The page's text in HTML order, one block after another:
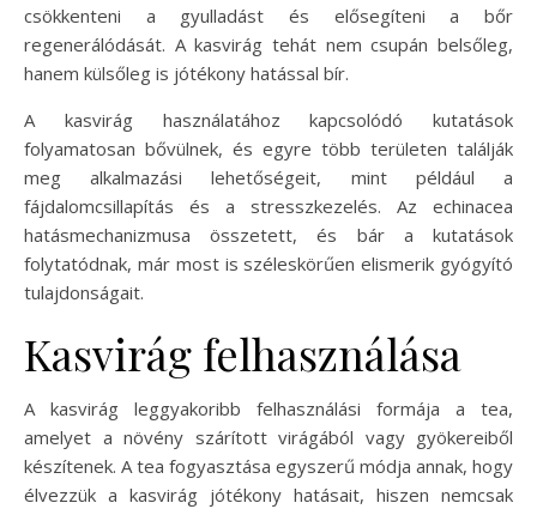
csökkenteni a gyulladást és elősegíteni a bőr
regenerálódását. A kasvirág tehát nem csupán belsőleg,
hanem külsőleg is jótékony hatással bír.
A kasvirág használatához kapcsolódó kutatások
folyamatosan bővülnek, és egyre több területen találják
meg alkalmazási lehetőségeit, mint például a
fájdalomcsillapítás és a stresszkezelés. Az echinacea
hatásmechanizmusa összetett, és bár a kutatások
folytatódnak, már most is széleskörűen elismerik gyógyító
tulajdonságait.
Kasvirág felhasználása
A kasvirág leggyakoribb felhasználási formája a tea,
amelyet a növény szárított virágából vagy gyökereiből
készítenek. A tea fogyasztása egyszerű módja annak, hogy
élvezzük a kasvirág jótékony hatásait, hiszen nemcsak